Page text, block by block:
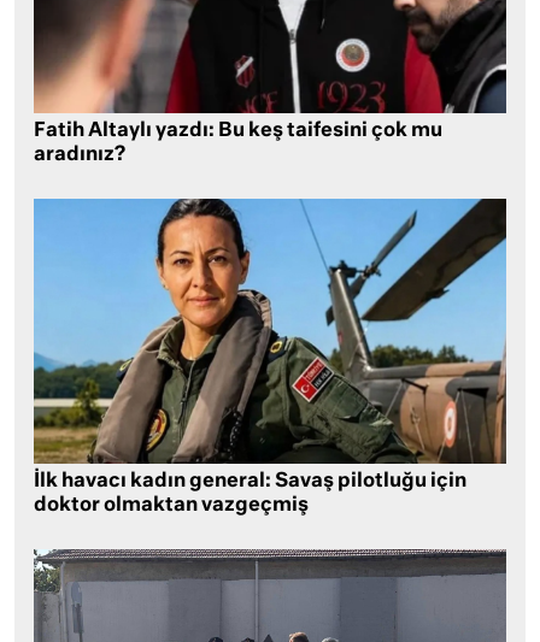
Fatih Altaylı yazdı: Bu keş taifesini çok mu
aradınız?
İlk havacı kadın general: Savaş pilotluğu için
doktor olmaktan vazgeçmiş